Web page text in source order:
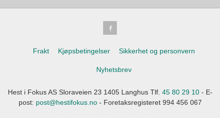
Frakt Kjøpsbetingelser Sikkerhet og personvern
Nyhetsbrev
Hest i Fokus AS Sloraveien 23 1405 Langhus Tlf. 45 80 29 10- E-
post: post@hestifokus.no- Foretaksregisteret 994 456 067